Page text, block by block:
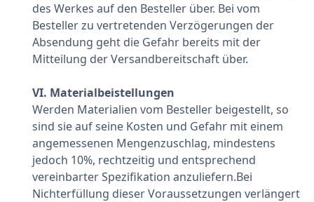
des Werkes auf den Besteller über. Bei vom
Besteller zu vertretenden Verzögerungen der
Absendung geht die Gefahr bereits mit der
Mitteilung der Versandbereitschaft über.
VI. Materialbeistellungen
Werden Materialien vom Besteller beigestellt, so
sind sie auf seine Kosten und Gefahr mit einem
angemessenen Mengenzuschlag, mindestens
jedoch 10%, rechtzeitig und entsprechend
vereinbarter Spezifikation anzuliefern.Bei
Nichterfüllung dieser Voraussetzungen verlängert